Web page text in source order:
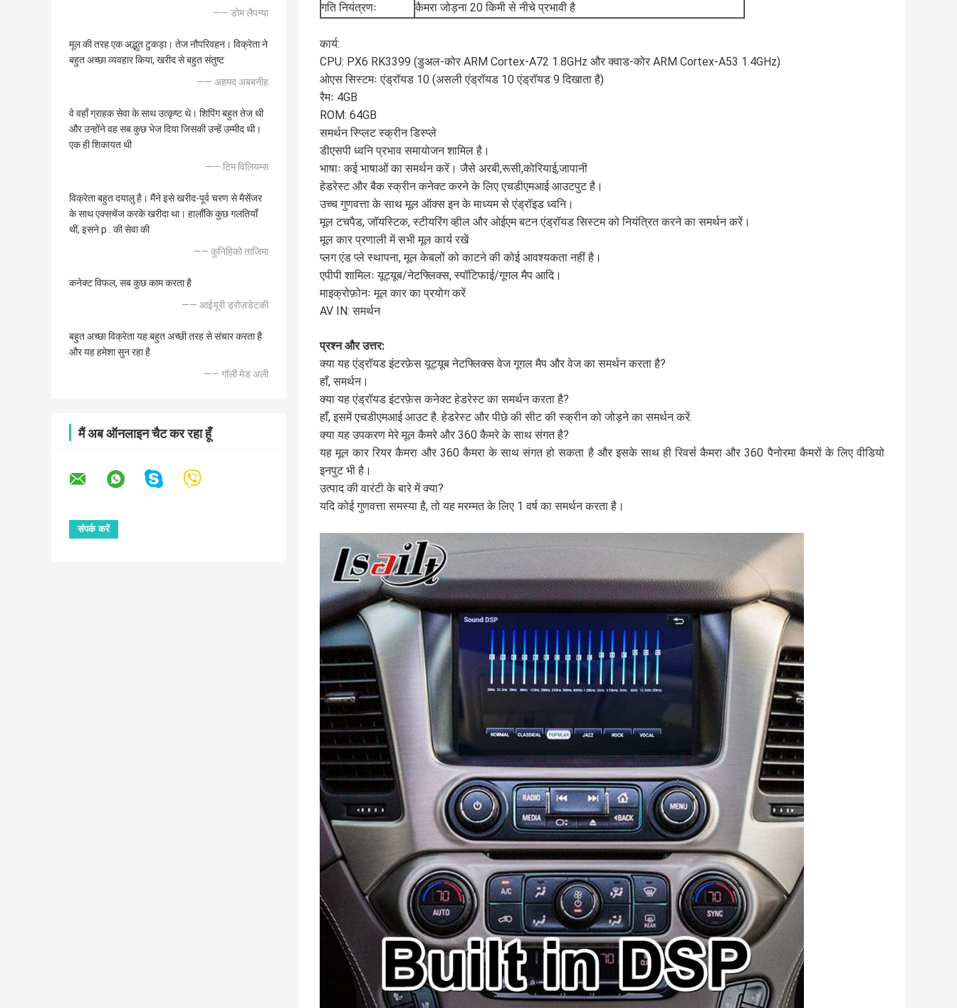
—— डोम लैपन्या
मूल की तरह एक अद्भुत टुकड़ा। तेज नौपरिवहन। विक्रेता ने
बहुत अच्छा व्यवहार किया, खरीद से बहुत संतुष्ट
—— अहमद अबबनीह
वे वहाँ ग्राहक सेवा के साथ उत्कृष्ट थे। शिपिंग बहुत तेज थी
और उन्होंने वह सब कुछ भेज दिया जिसकी उन्हें उम्मीद थी।
एक ही शिकायत थी
—— टिम विलियम्स
विक्रेता बहुत दयालु है। मैंने इसे खरीद-पूर्व चरण से मैसेंजर
के साथ एक्सचेंज करके खरीदा था। हालाँकि कुछ गलतियाँ
थीं, इसने p . की सेवा की
—— कुनिहिको ताजिमा
कनेक्ट विफल, सब कुछ काम करता है
—— आईयूरी ड्रोज़डेटकी
बहुत अच्छा विक्रेता यह बहुत अच्छी तरह से संचार करता है
और यह हमेशा सुन रहा है
—— गॉली मेड अली
मैं अब ऑनलाइन चैट कर रहा हूँ
गति नियंत्रणः
कैमरा जोड़ना 20 किमी से नीचे प्रभावी है
कार्य:
CPU: PX6 RK3399 (डुअल-कोर ARM Cortex-A72 1.8GHz और क्वाड-कोर ARM Cortex-A53 1.4GHz)
ओएस सिस्टमः एंड्रॉयड 10 (असली एंड्रॉयड 10 एंड्रॉयड 9 दिखाता है)
रैमः 4GB
ROM: 64GB
समर्थन स्प्लिट स्क्रीन डिस्प्ले
डीएसपी ध्वनि प्रभाव समायोजन शामिल है।
भाषाः कई भाषाओं का समर्थन करें। जैसे अरबी,रूसी,कोरियाई,जापानी
हेडरेस्ट और बैक स्क्रीन कनेक्ट करने के लिए एचडीएमआई आउटपुट है।
उच्च गुणवत्ता के साथ मूल ऑक्स इन के माध्यम से एंड्रॉइड ध्वनि।
मूल टचपैड, जॉयस्टिक, स्टीयरिंग व्हील और ओईएम बटन एंड्रॉयड सिस्टम को नियंत्रित करने का समर्थन करें।
मूल कार प्रणाली में सभी मूल कार्य रखें
प्लग एंड प्ले स्थापना, मूल केबलों को काटने की कोई आवश्यकता नहीं है।
एपीपी शामिलः यूट्यूब/नेटफ्लिक्स, स्पॉटिफाई/गूगल मैप आदि।
माइक्रोफ़ोनः मूल कार का प्रयोग करें
AV IN: समर्थन
प्रश्न और उत्तर:
क्या यह एंड्रॉयड इंटरफ़ेस यूट्यूब नेटफ्लिक्स वेज गूगल मैप और वेज का समर्थन करता है?
हाँ, समर्थन।
क्या यह एंड्रॉयड इंटरफ़ेस कनेक्ट हेडरेस्ट का समर्थन करता है?
हाँ, इसमें एचडीएमआई आउट है. हेडरेस्ट और पीछे की सीट की स्क्रीन को जोड़ने का समर्थन करें.
क्या यह उपकरण मेरे मूल कैमरे और 360 कैमरे के साथ संगत है?
यह मूल कार रियर कैमरा और 360 कैमरा के साथ संगत हो सकता है और इसके साथ ही रिवर्स कैमरा और 360 पैनोरमा कैमरों के लिए वीडियो
इनपुट भी है।
उत्पाद की वारंटी के बारे में क्या?
यदि कोई गुणवत्ता समस्या है, तो यह मरम्मत के लिए 1 वर्ष का समर्थन करता है।